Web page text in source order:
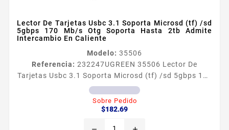
Lector De Tarjetas Usbc 3.1 Soporta Microsd (tf) /sd
5gbps 170 Mb/s Otg Soporta Hasta 2tb Admite
Intercambio En Caliente
Modelo: 35506
Referencia: 232247UGREEN 35506 Lector De
Tarjetas Usbc 3.1 Soporta Microsd (tf) /sd 5gbps 170
Caliente
Sobre Pedido
$182.69Precio